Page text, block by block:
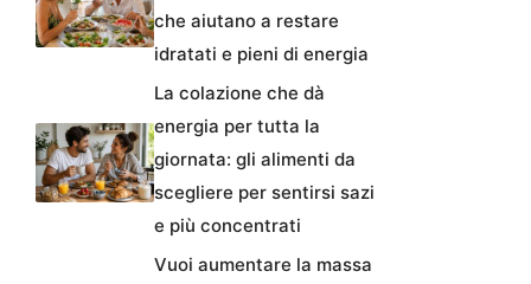
che aiutano a restare
idratati e pieni di energia
La colazione che dà
energia per tutta la
giornata: gli alimenti da
scegliere per sentirsi sazi
e più concentrati
Vuoi aumentare la massa